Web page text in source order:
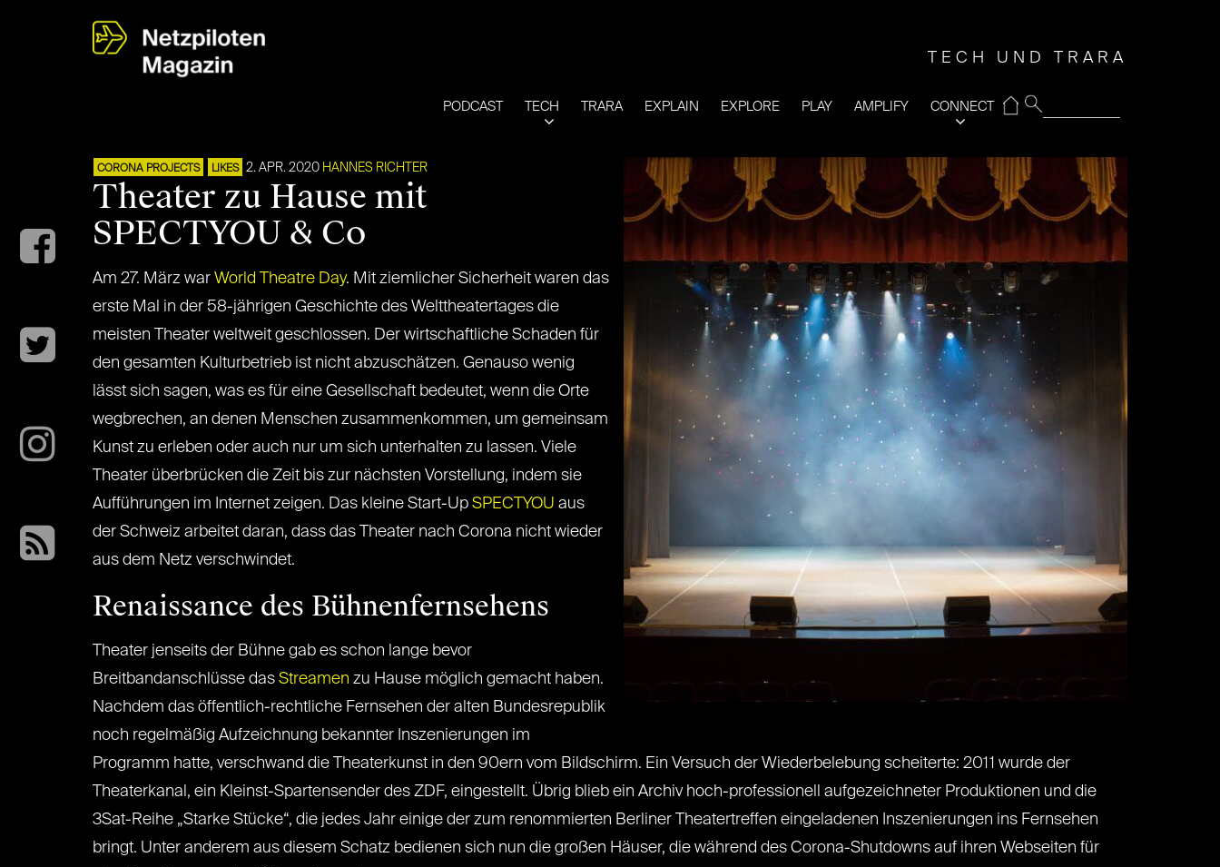
TECH UND TRARA
PODCAST TECH TRARA EXPLAIN EXPLORE PLAY AMPLIFY CONNECT
⌂
CORONA PROJECTS LIKES 2. APR. 2020 HANNES RICHTER
Theater zu Hause mit
SPECTYOU & Co
Am 27. März war World Theatre Day. Mit ziemlicher Sicherheit waren das
erste Mal in der 58-jährigen Geschichte des Welttheatertages die
meisten Theater weltweit geschlossen. Der wirtschaftliche Schaden für
den gesamten Kulturbetrieb ist nicht abzuschätzen. Genauso wenig
lässt sich sagen, was es für eine Gesellschaft bedeutet, wenn die Orte
wegbrechen, an denen Menschen zusammenkommen, um gemeinsam
Kunst zu erleben oder auch nur um sich unterhalten zu lassen. Viele
Theater überbrücken die Zeit bis zur nächsten Vorstellung, indem sie
Aufführungen im Internet zeigen. Das kleine Start-Up SPECTYOU aus
der Schweiz arbeitet daran, dass das Theater nach Corona nicht wieder
aus dem Netz verschwindet.
Renaissance des Bühnenfernsehens
Theater jenseits der Bühne gab es schon lange bevor
Breitbandanschlüsse das Streamen zu Hause möglich gemacht haben.
Nachdem das öffentlich-rechtliche Fernsehen der alten Bundesrepublik
noch regelmäßig Aufzeichnung bekannter Inszenierungen im
Programm hatte, verschwand die Theaterkunst in den 90ern vom Bildschirm. Ein Versuch der Wiederbelebung scheiterte: 2011 wurde der
Theaterkanal, ein Kleinst-Spartensender des ZDF, eingestellt. Übrig blieb ein Archiv hoch-professionell aufgezeichneter Produktionen und die
3Sat-Reihe „Starke Stücke“, die jedes Jahr einige der zum renommierten Berliner Theatertreffen eingeladenen Inszenierungen ins Fernsehen
bringt. Unter anderem aus diesem Schatz bedienen sich nun die großen Häuser, die während des Corona-Shutdowns auf ihren Webseiten für